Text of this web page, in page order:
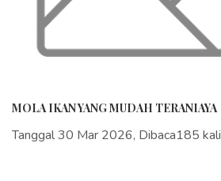
MOLA IKAN YANG MUDAH TERANIAYA
Tanggal 30 Mar 2026, Dibaca185 kali